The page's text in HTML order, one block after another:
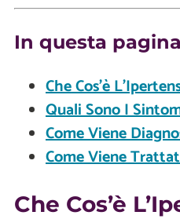
In questa pagina
Che Cos’è
Quali Sono I
Come Viene
Come Viene
Che Cos’è